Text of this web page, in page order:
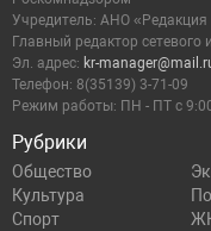
Рубрики
Общество
Культура
Спорт
Учредитель: АНО «Редакция
Главный редактор сетевого
Эл. адрес: kr-
Телефон: 8(35139) 3-71-09
Режим работы: ПН - ПТ с